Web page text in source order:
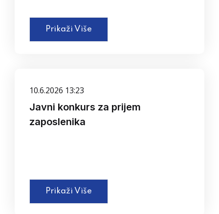
Prikaži Više
10.6.2026 13:23
Javni konkurs za prijem
zaposlenika
Prikaži Više